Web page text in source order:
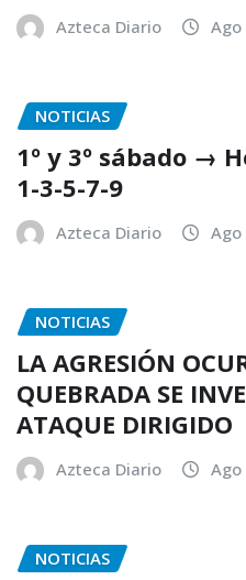
Azteca Diario Ago
NOTICIAS
1º y 3º sábado →
1-3-5-7-9
Azteca Diario Ago
NOTICIAS
LA AGRESIÓN
QUEBRADA SE
ATAQUE DIRIGIDO
Azteca Diario Ago
NOTICIAS